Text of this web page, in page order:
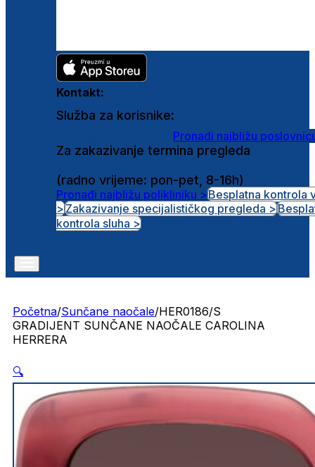
Kontakt:
Služba za korisnike:
Pronađi najbližu
Za zakazivanje termina pregleda
(radno vrijeme: pon-pet, 8-16h)
Pronađi najbližu polikliniku >Besplatna kontrola
>Zakazivanje specijalističkog pregleda >
kontrola sluha >
Početna/Sunčane naočale/HER0186/S
GRADIJENT SUNČANE NAOČALE CAROLINA
HERRERA
🔍